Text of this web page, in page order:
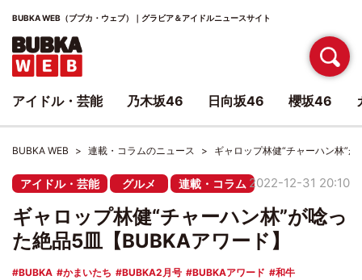
BUBKA WEB（ブブカ・ウェブ）｜グラビア＆アイドルニュースサイト
BUBKA WEB 連載・コラムのニュース ギャロップ林健“チャーハン林”
アイドル・芸能 グルメ 連載・コラム 2022-12-31 20:10
ギャロップ林健“チャーハン林”が唸っ
た絶品5皿【BUBKAアワード】
BUBKA かまいたち BUBKA2月号 BUBKAアワード
和牛
アイドル・芸能 乃木坂46 日向坂46 櫻坂46